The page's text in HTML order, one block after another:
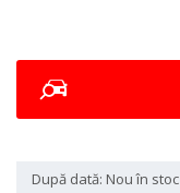
După dată: Nou în stoc